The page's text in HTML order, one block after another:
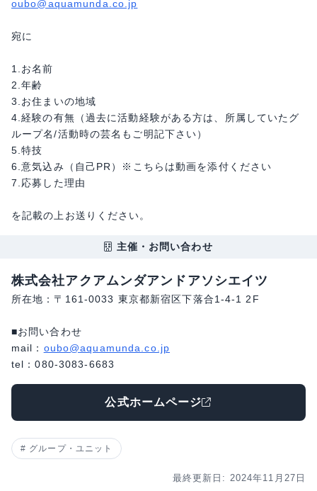
oubo@aquamunda.co.jp
宛に
1.お名前
2.年齢
3.お住まいの地域
4.経験の有無（過去に活動経験がある方は、所属していたグ
ループ名/活動時の芸名もご明記下さい）
5.特技
6.意気込み（自己PR）※こちらは動画を添付ください
7.応募した理由
を記載の上お送りください。
主催・お問い合わせ
株式会社アクアムンダアンドアソシエイツ
所在地：〒161-0033 東京都新宿区下落合1-4-1 2F
■お問い合わせ
mail： oubo@aquamunda.co.jp
tel：080-3083-6683
公式ホームページ
グループ・ユニット
最終更新日: 2024年11月27日